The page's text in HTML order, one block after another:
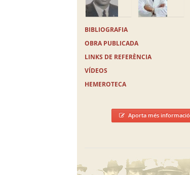
BIBLIOGRAFIA
OBRA PUBLICADA
LINKS DE REFERÈNCIA
VÍDEOS
HEMEROTECA
Aporta més informació